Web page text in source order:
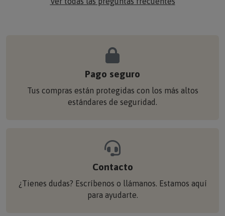
Pago seguro
Tus compras están protegidas con los más altos
estándares de seguridad.
Contacto
¿Tienes dudas? Escríbenos o llámanos. Estamos aquí
para ayudarte.